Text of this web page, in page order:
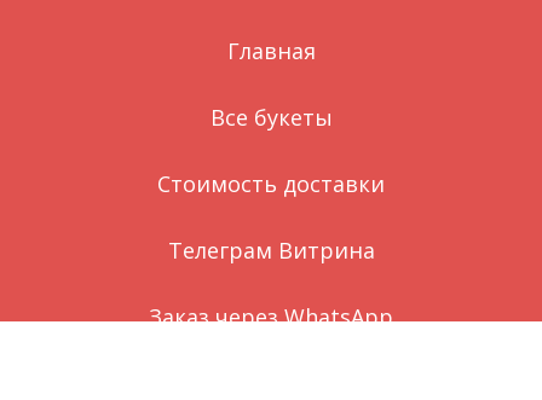
Главная
Все букеты
Стоимость доставки
Телеграм Витрина
Заказ через WhatsApp